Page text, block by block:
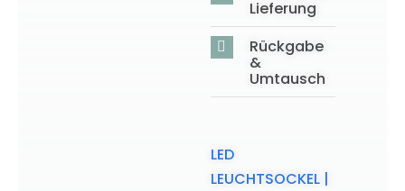
Lieferung
Rückgabe
&
Umtausch
LED
LEUCHTSOCKEL |